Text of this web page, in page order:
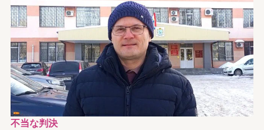
不当な判決